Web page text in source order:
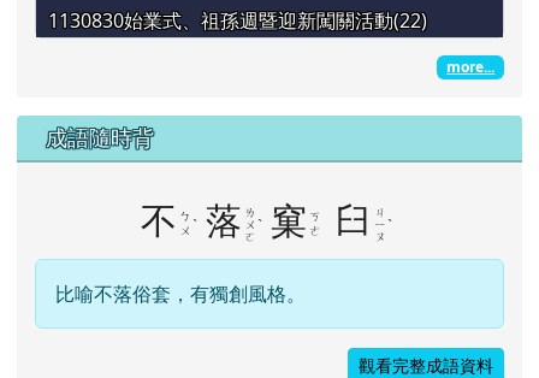
1130830始業式、祖孫週暨迎新闖關活動(22)
more...
成語隨時背
不 ㄅ
ㄨ ˋ 落 ㄌ
ㄨ
ㄛ
ˋ 窠 ㄎ
ㄜ
臼
ㄐ
ㄧ
ㄡ
ˋ
比喻不落俗套，有獨創風格。
觀看完整成語資料